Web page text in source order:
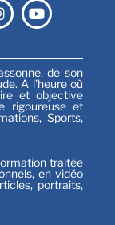
de son
À l’heure où
et objective
rigoureuse et
Sports,
traitée
en vidéo
portraits,